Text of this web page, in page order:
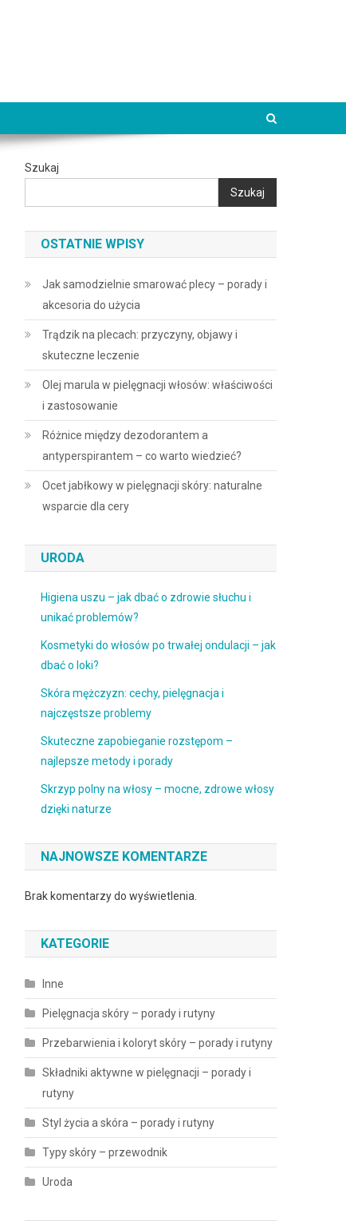
Szukaj
Szukaj
OSTATNIE WPISY
Jak samodzielnie smarować plecy – porady i
akcesoria do użycia
Trądzik na plecach: przyczyny, objawy i
skuteczne leczenie
Olej marula w pielęgnacji włosów: właściwości
i zastosowanie
Różnice między dezodorantem a
antyperspirantem – co warto wiedzieć?
Ocet jabłkowy w pielęgnacji skóry: naturalne
wsparcie dla cery
URODA
Higiena uszu – jak dbać o zdrowie słuchu i
unikać problemów?
Kosmetyki do włosów po trwałej ondulacji – jak
dbać o loki?
Skóra mężczyzn: cechy, pielęgnacja i
najczęstsze problemy
Skuteczne zapobieganie rozstępom –
najlepsze metody i porady
Skrzyp polny na włosy – mocne, zdrowe włosy
dzięki naturze
NAJNOWSZE KOMENTARZE
Brak komentarzy do wyświetlenia.
KATEGORIE
Inne
Pielęgnacja skóry – porady i rutyny
Przebarwienia i koloryt skóry – porady i rutyny
Składniki aktywne w pielęgnacji – porady i
rutyny
Styl życia a skóra – porady i rutyny
Typy skóry – przewodnik
Uroda